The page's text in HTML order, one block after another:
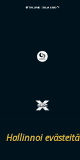
Hallinnoi evästeitä